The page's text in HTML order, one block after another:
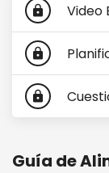
lock Video
lock
lock
Guía de